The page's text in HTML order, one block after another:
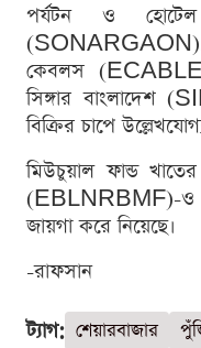
পর্যটন ও
(SONARGAON),
কেবলস
সিঙ্গার বাংলাদেশ
বিক্রির চাপে
মিউচুয়াল ফান্ড
(EBLNRBMF)-ও
জায়গা করে নিয়েছে।
-রাফসান
ট্যাগ: শেয়ারবাজার